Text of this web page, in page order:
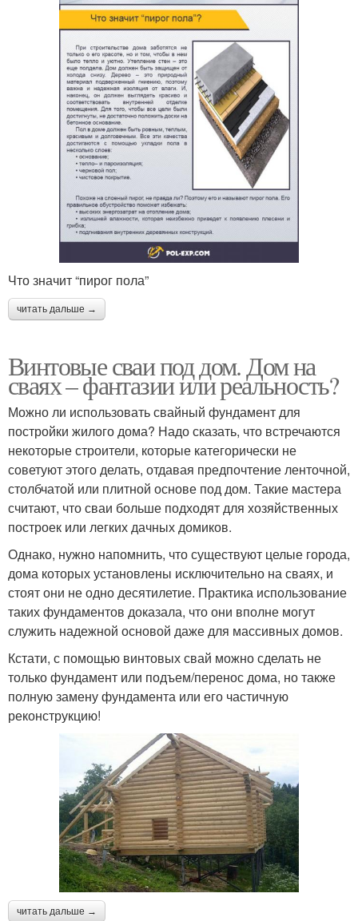
Что значит “пирог пола”
читать дальше →
Винтовые сваи под дом. Дом на
сваях – фантазии или реальность?
Можно ли использовать свайный фундамент для
постройки жилого дома? Надо сказать, что встречаются
некоторые строители, которые категорически не
советуют этого делать, отдавая предпочтение ленточной,
столбчатой или плитной основе под дом. Такие мастера
считают, что сваи больше подходят для хозяйственных
построек или легких дачных домиков.
Однако, нужно напомнить, что существуют целые города,
дома которых установлены исключительно на сваях, и
стоят они не одно десятилетие. Практика использование
таких фундаментов доказала, что они вполне могут
служить надежной основой даже для массивных домов.
Кстати, с помощью винтовых свай можно сделать не
только фундамент или подъем/перенос дома, но также
полную замену фундамента или его частичную
реконструкцию!
читать дальше →